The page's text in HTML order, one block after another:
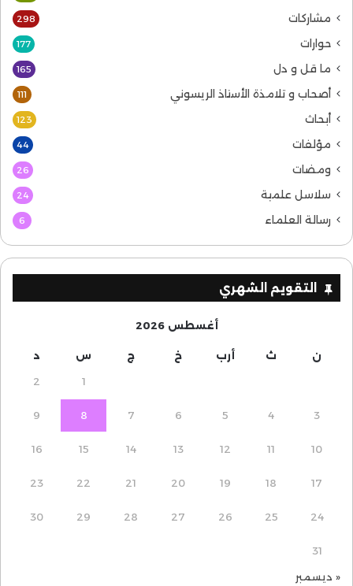
مشاركات 298
حوارات 177
ما قل و دل 165
أصحاب و تلامذة الأستاذ الريسوني 111
أبحاث 123
مؤلفات 44
ومضات 26
سلاسل علمية 24
رسالة العلماء 6
التقويم الشهري
أغسطس 2026
ن ث أرب خ ج س د
1
2
3
4
5
6
7
8
9
10
11
12
13
14
15
16
17
18
19
20
21
22
23
24
25
26
27
28
29
30
31
« ديسمبر